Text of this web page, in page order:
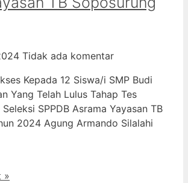
Tidak ada komentar
Kepada 12 Siswa/i SMP Budi
Yang Telah Lulus Tahap Tes
SPPDB Asrama Yayasan TB
2024 Agung Armando Silalahi
»